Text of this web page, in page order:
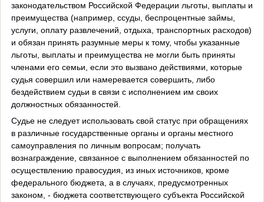
законодательством Российской Федерации льготы, выплаты и
преимущества (например, ссуды, беспроцентные займы,
услуги, оплату развлечений, отдыха, транспортных расходов)
и обязан принять разумные меры к тому, чтобы указанные
льготы, выплаты и преимущества не могли быть приняты
членами его семьи, если это вызвано действиями, которые
судья совершил или намеревается совершить, либо
бездействием судьи в связи с исполнением им своих
должностных обязанностей.
Судье не следует использовать свой статус при обращениях
в различные государственные органы и органы местного
самоуправления по личным вопросам; получать
вознаграждение, связанное с выполнением обязанностей по
осуществлению правосудия, из иных источников, кроме
федерального бюджета, а в случаях, предусмотренных
законом, - бюджета соответствующего субъекта Российской